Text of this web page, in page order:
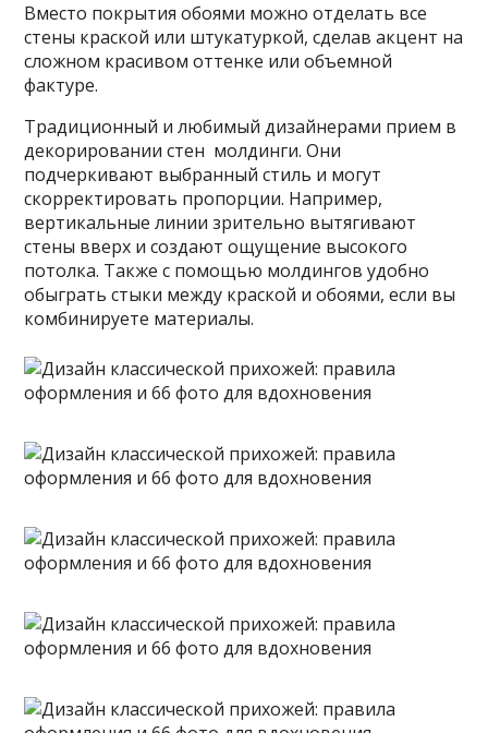
Вместо покрытия обоями можно отделать все
стены краской или штукатуркой, сделав акцент на
сложном красивом оттенке или объемной
фактуре.
Традиционный и любимый дизайнерами прием в
декорировании стен молдинги. Они
подчеркивают выбранный стиль и могут
скорректировать пропорции. Например,
вертикальные линии зрительно вытягивают
стены вверх и создают ощущение высокого
потолка. Также с помощью молдингов удобно
обыграть стыки между краской и обоями, если вы
комбинируете материалы.